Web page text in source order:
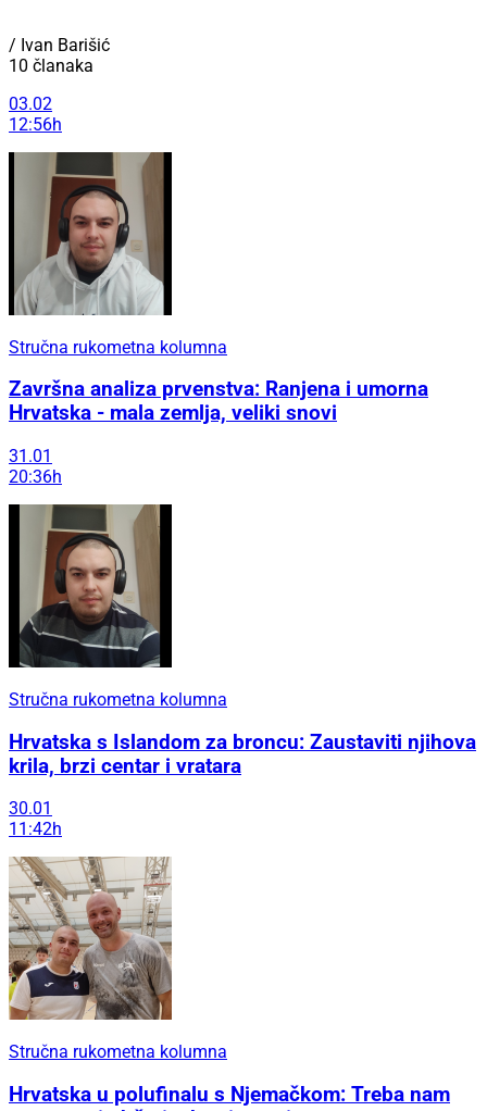
/ Ivan Barišić
10 članaka
03.02
12:56h
Stručna rukometna kolumna
Završna analiza prvenstva: Ranjena i umorna
Hrvatska - mala zemlja, veliki snovi
31.01
20:36h
Stručna rukometna kolumna
Hrvatska s Islandom za broncu: Zaustaviti njihova
krila, brzi centar i vratara
30.01
11:42h
Stručna rukometna kolumna
Hrvatska u polufinalu s Njemačkom: Treba nam